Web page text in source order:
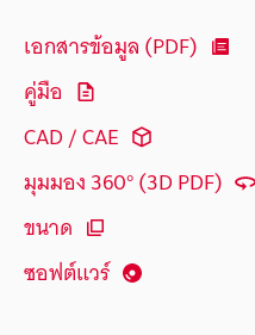
เอกสารข้อมูล (PDF)
คู่มือ
CAD / CAE
มุมมอง 360° (3D PDF)
ขนาด
ซอฟต์แวร์